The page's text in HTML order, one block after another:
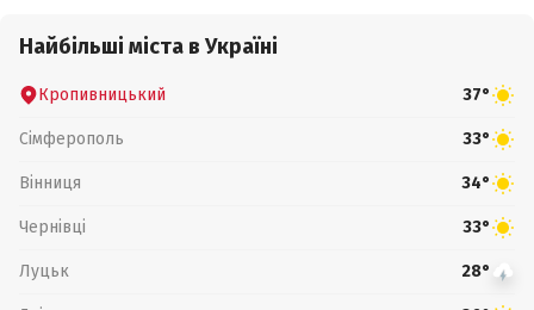
Найбільші міста в Україні
Кропивницький 37°
Сімферополь 33°
Вінниця 34°
Чернівці 33°
Луцьк 28°